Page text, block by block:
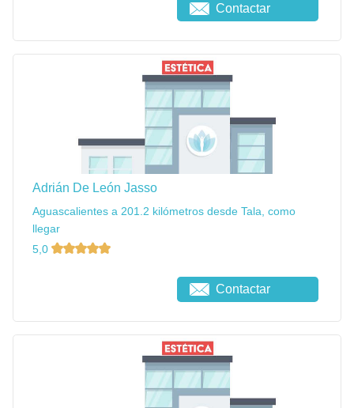
Contactar
Adrián De León Jasso
Aguascalientes a 201.2 kilómetros desde Tala, como
llegar
5,0
Contactar